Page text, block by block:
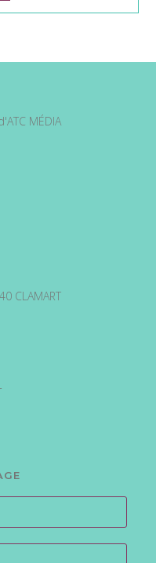
AUTREMENT
MÉDIA
CLAMART
S’ouvre